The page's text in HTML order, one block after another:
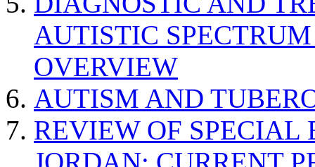
AUTISTIC
OVERVIEW
AUTISM AND
REVIEW OF SPECIAL